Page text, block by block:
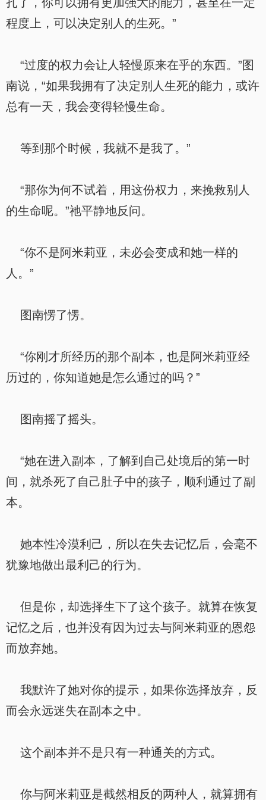
程度上，可以决定别人的生死。”
“过度的权力会让人轻慢原来在乎的东西。”图
南说，“如果我拥有了决定别人生死的能力，或许
总有一天，我会变得轻慢生命。
等到那个时候，我就不是我了。”
“那你为何不试着，用这份权力，来挽救别人
的生命呢。”祂平静地反问。
“你不是阿米莉亚，未必会变成和她一样的
人。”
图南愣了愣。
“你刚才所经历的那个副本，也是阿米莉亚经
历过的，你知道她是怎么通过的吗？”
图南摇了摇头。
“她在进入副本，了解到自己处境后的第一时
间，就杀死了自己肚子中的孩子，顺利通过了副
本。
她本性冷漠利己，所以在失去记忆后，会毫不
犹豫地做出最利己的行为。
但是你，却选择生下了这个孩子。就算在恢复
记忆之后，也并没有因为过去与阿米莉亚的恩怨
而放弃她。
我默许了她对你的提示，如果你选择放弃，反
而会永远迷失在副本之中。
这个副本并不是只有一种通关的方式。
你与阿米莉亚是截然相反的两种人，就算拥有